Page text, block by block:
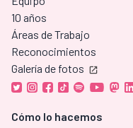
10 años
Áreas de Trabajo
Reconocimientos
Galería de fotos
Cómo lo hacemos